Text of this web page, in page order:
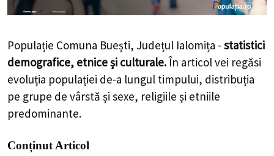
demografice, etnice și culturale.În articol vei regăsi
evoluția populației de-a lungul timpului, distribuția pe
grupe de vârstă și sexe, religiile și etniile predominante.
Conținut Articol
Evoluția Populației